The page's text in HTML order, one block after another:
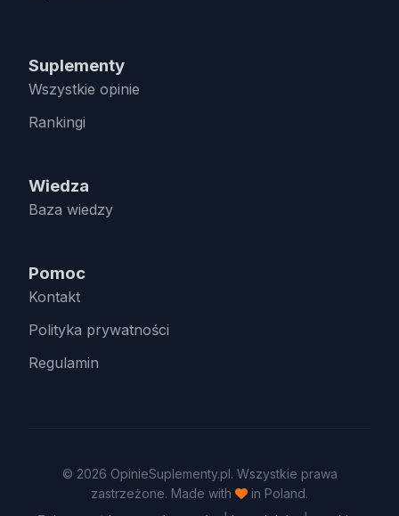
Suplementy
Wszystkie opinie
Rankingi
Wiedza
Baza wiedzy
Pomoc
Kontakt
Polityka prywatności
Regulamin
© 2026 OpinieSuplementy.pl. Wszystkie prawa
zastrzeżone. Made with
in Poland.